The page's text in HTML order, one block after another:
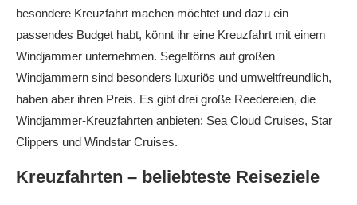
besondere Kreuzfahrt machen möchtet und dazu ein
passendes Budget habt, könnt ihr eine Kreuzfahrt mit einem
Windjammer unternehmen. Segeltörns auf großen
Windjammern sind besonders luxuriös und umweltfreundlich,
haben aber ihren Preis. Es gibt drei große Reedereien, die
Windjammer-Kreuzfahrten anbieten: Sea Cloud Cruises, Star
Clippers und Windstar Cruises.
Kreuzfahrten – beliebteste Reiseziele